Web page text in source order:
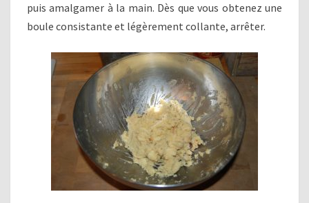
puis amalgamer à la main. Dès que vous obtenez une
boule consistante et légèrement collante, arrêter.